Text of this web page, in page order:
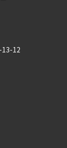
13-12